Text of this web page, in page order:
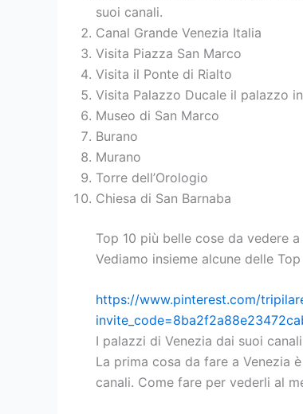
suoi canali.
Canal Grande Venezia Italia
Visita Piazza San Marco
Visita il Ponte di Rialto
Visita Palazzo Ducale il palazzo
Museo di San Marco
Burano
Murano
Torre dell’Orologio
Chiesa di San Barnaba
Top 10 più belle cose da vedere a
Vediamo insieme alcune delle
https://www.pinterest.com/
I palazzi di Venezia dai suoi
La prima cosa da fare a Venezia
canali. Come fare per vederli al